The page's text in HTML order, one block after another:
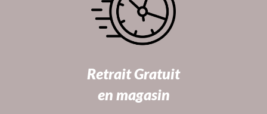
Retrait Gratuit
en magasin